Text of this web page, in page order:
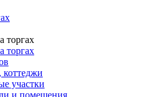
торгах
торгах
коттеджи
участки
и помещения